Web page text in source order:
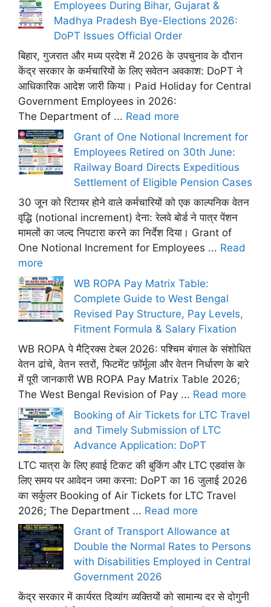
Employees During Bihar, Gujarat &
Madhya Pradesh Bye-Elections 2026:
DoPT Issues Official Order
बिहार, गुजरात और मध्य प्रदेश में 2026 के उपचुनाव के दौरान
केंद्र सरकार के कर्मचारियों के लिए सवेतन अवकाश: DoPT ने
आधिकारिक आदेश जारी किया। Paid Holiday for Central
Government Employees in 2026:
The Department of ... Read more
Grant of One Notional Increment for
Employees Retired on 30th June:
Railway Board Directs Expeditious
Settlement of Eligible Pension Cases
30 जून को रिटायर होने वाले कर्मचारियों को एक काल्पनिक वेतन
वृद्धि (notional increment) देना: रेलवे बोर्ड ने पात्र पेंशन
मामलों का जल्द निपटारा करने का निर्देश दिया। Grant of
One Notional Increment for Employees ... Read
more
WB ROPA Pay Matrix Table:
Complete Guide to West Bengal
Revised Pay Structure, Pay Levels,
Fitment Formula & Salary Fixation
WB ROPA पे मैट्रिक्स टेबल 2026: पश्चिम बंगाल के संशोधित
वेतन ढांचे, वेतन स्तरों, फिटमेंट फ़ॉर्मूला और वेतन निर्धारण के बारे
में पूरी जानकारी WB ROPA Pay Matrix Table 2026;
The West Bengal Revision of Pay ... Read more
Booking of Air Tickets for LTC Travel
and Timely Submission of LTC
Advance Application: DoPT
LTC यात्रा के लिए हवाई टिकट की बुकिंग और LTC एडवांस के
लिए समय पर आवेदन जमा करना: DoPT का 16 जुलाई 2026
का सर्कुलर Booking of Air Tickets for LTC Travel
2026; The Department ... Read more
Grant of Transport Allowance at
Double the Normal Rates to Persons
with Disabilities Employed in Central
Government 2026
केंद्र सरकार में कार्यरत दिव्यांग व्यक्तियों को सामान्य दर से दोगुनी